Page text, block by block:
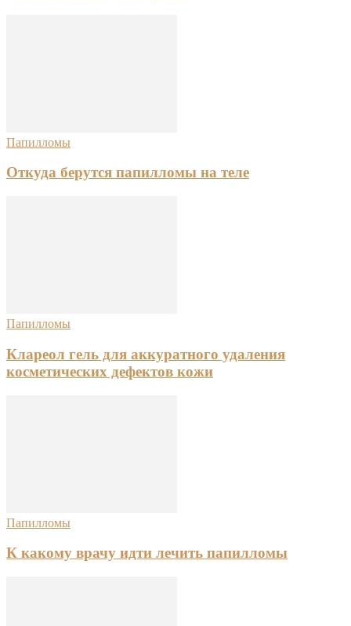
Папилломы
Откуда берутся папилломы на теле
Папилломы
Клареол гель для аккуратного удаления
косметических дефектов кожи
Папилломы
К какому врачу идти лечить папилломы